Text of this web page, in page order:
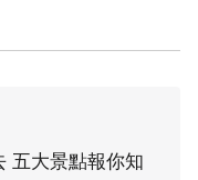
五大景點報你知